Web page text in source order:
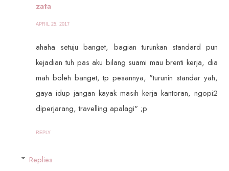
zata
APRIL 25, 2017
ahaha setuju banget, bagian turunkan standard pun
kejadian tuh pas aku bilang suami mau brenti kerja, dia
mah boleh banget, tp pesannya, "turunin standar yah,
gaya idup jangan kayak masih kerja kantoran, ngopi2
diperjarang, travelling apalagi" ;p
REPLY
Replies